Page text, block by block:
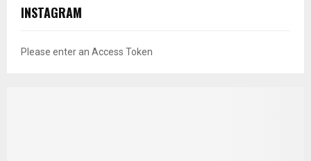
INSTAGRAM
Please enter an Access Token